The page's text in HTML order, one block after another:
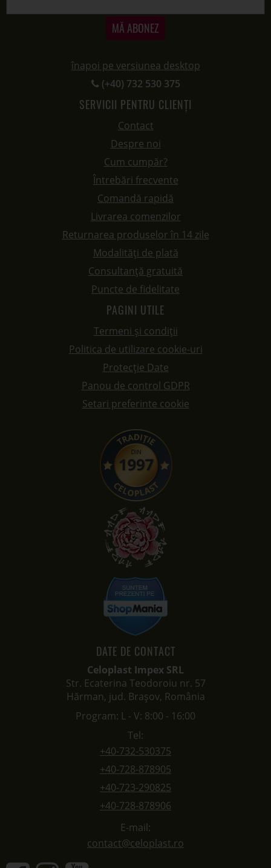
MĂ ABONEZ
înapoi pe versiunea desktop
(+40) 732 530 375
SERVICII PENTRU CLIENȚI
Contact
Despre noi
Cum cumpăr?
Întrebări frecvente
Comandă rapidă
Livrarea comenzilor
Returnarea produselor în 14 zile
Modalități de plată
Consultanță gratuită
Puncte de fidelitate
PAGINI UTILE
Termeni și condiții
Politica de utilizare cookie-uri
Protecție Date
Panou de control GDPR
Setari preferinte cookie
DATE DE CONTACT
Celoplast Impex SRL
Str. Ecaterina Teodoroiu nr. 57
Hărman, jud. Brașov, România
Program: L - V: 8:00 - 16:00
Tel:
+40-732-530375
+40-728-878905
+40-723-290825
+40-728-878906
E-mail:
contact@celoplast.ro